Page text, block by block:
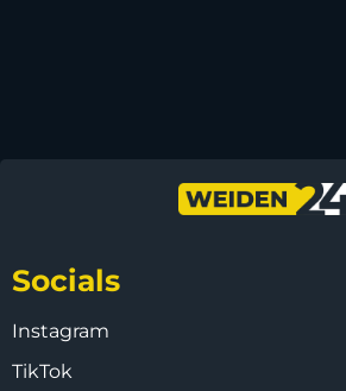
Socials
Instagram
TikTok